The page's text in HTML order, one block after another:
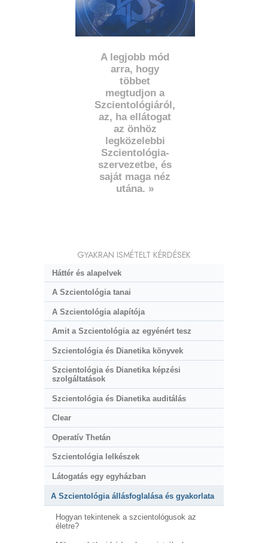
A legjobb mód
arra, hogy
többet
megtudjon a
Szcientológiáról,
az, ha ellátogat
az önhöz
legközelebbi
Szcientológia-
szervezetbe, és
saját maga néz
utána. »
GYAKRAN ISMÉTELT KÉRDÉSEK
Háttér és alapelvek
A Szcientológia tanai
A Szcientológia alapítója
Amit a Szcientológia az egyénért tesz
Szcientológia és Dianetika könyvek
Szcientológia és Dianetika képzési
szolgáltatások
Szcientológia és Dianetika auditálás
Clear
Operatív Thetán
Szcientológia lelkészek
Látogatás egy egyházban
A Szcientológia állásfoglalása és gyakorlata
Hogyan tekintenek a szcientológusok az
életre?